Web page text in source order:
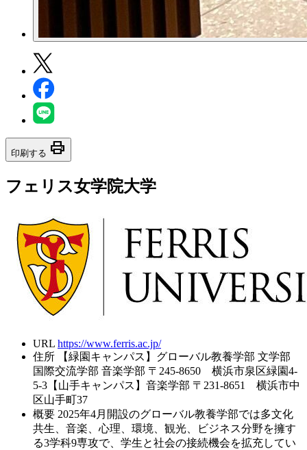
印刷する print
フェリス女学院大学
URL https://www.ferris.ac.jp/
住所
【緑園キャンパス】グローバル教養学部 文学部
国際交流学部 音楽学部 〒245-8650 横浜市泉区緑園4-
5-3【山手キャンパス】音楽学部 〒231-8651 横浜市中
区山手町37
概要 2025年4月開設のグローバル教養学部では多文化
共生、音楽、心理、環境、観光、ビジネス分野を擁す
る3学科9専攻で、学生と社会の接続機会を拡充してい